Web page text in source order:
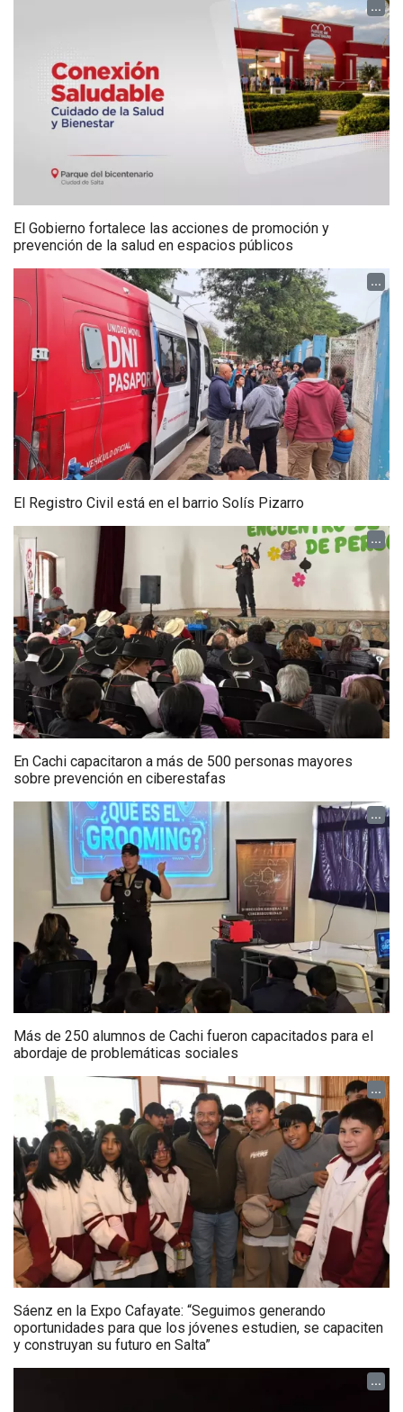
...
El Gobierno fortalece las acciones de promoción y
prevención de la salud en espacios públicos
...
El Registro Civil está en el barrio Solís Pizarro
...
En Cachi capacitaron a más de 500 personas mayores
sobre prevención en ciberestafas
...
Más de 250 alumnos de Cachi fueron capacitados para el
abordaje de problemáticas sociales
...
Sáenz en la Expo Cafayate: “Seguimos generando
oportunidades para que los jóvenes estudien, se capaciten
y construyan su futuro en Salta”
...